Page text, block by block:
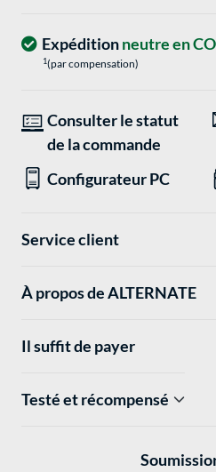
Expéditionneutre en CO
1(par compensation)
Consulter le statut
de la commande
Configurateur PC
Service client
À propos de ALTERNATE
Il suffit de payer
Testé et récompensé